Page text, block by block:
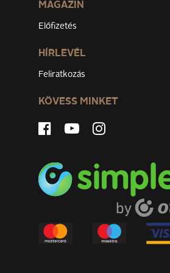
MAGAZIN
Előfizetés
HÍRLEVÉL
Feliratkozás
KÖVESS MINKET